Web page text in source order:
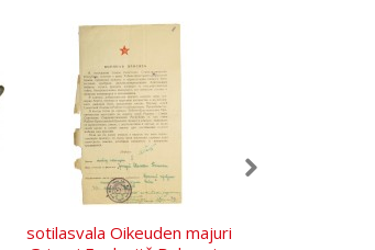
sotilasvala Oikeuden majuri